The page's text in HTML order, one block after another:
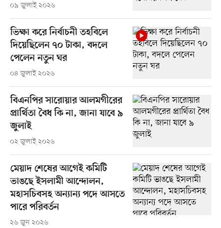
০৯ জুলাই ২০২৬
ভিক্ষা করে নির্বাচনী তহবিলে
দিয়েছিলেন ৭০ টাকা, বদলে
পেলেন নতুন ঘর
০৪ জুলাই ২০২৬
বিএনপির সারোয়ার আলমগীরের
প্রার্থিতা বৈধ কি না, জানা যাবে ৯
জুলাই
০২ জুলাই ২০২৬
মেয়াদ শেষের আগেই কমিটি
ভাঙছে ইসলামী আন্দোলন,
মহাসচিবসহ অন্যান্য পদে আসতে
পারে পরিবর্তন
২৬ জুন ২০২৬